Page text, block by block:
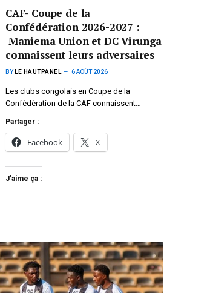
CAF- Coupe de la
Confédération 2026-2027 :
Maniema Union et DC Virunga
connaissent leurs adversaires
BY LE HAUTPANEL 6 AOÛT 2026
Les clubs congolais en Coupe de la
Confédération de la CAF connaissent…
Partager :
Facebook X
J’aime ça :